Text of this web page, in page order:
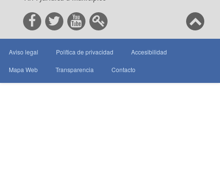
Aviso legal Política de privacidad Accesibilidad
Mapa Web Transparencia Contacto